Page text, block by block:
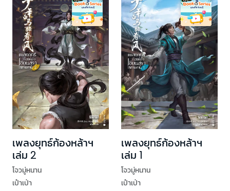
เพลงยุทธ์ก้องหล้าฯ
เล่ม 2
โจวมู่หนาน
เป๋าเป่า
เพลงยุทธ์ก้องหล้าฯ
เล่ม 1
โจวมู่หนาน
เป๋าเป่า